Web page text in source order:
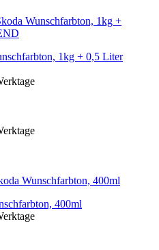
1kg + 0,5 Liter
400ml